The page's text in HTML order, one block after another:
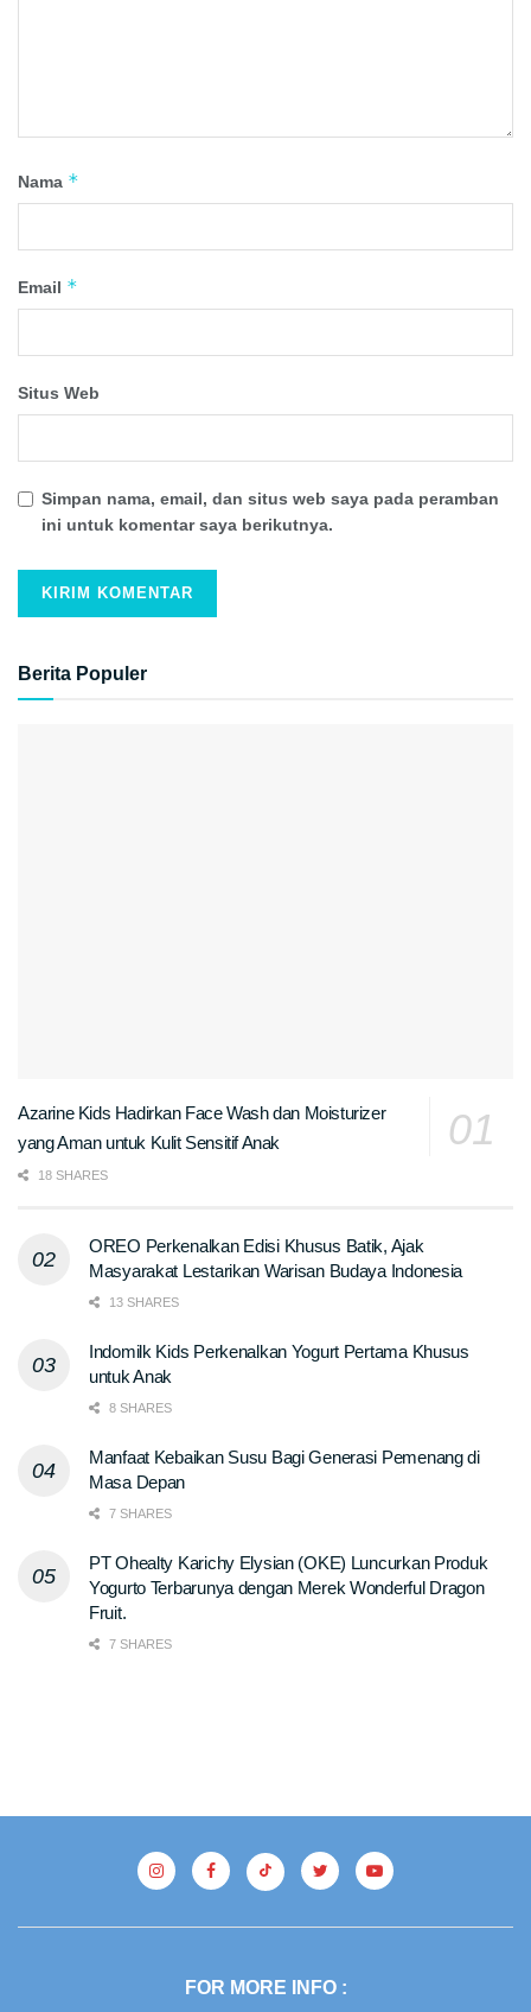
Nama *
Email *
Situs Web
Simpan nama, email, dan situs web saya pada peramban
ini untuk komentar saya berikutnya.
Berita Populer
Azarine Kids Hadirkan Face Wash dan Moisturizer
yang Aman untuk Kulit Sensitif Anak
18 SHARES
OREO Perkenalkan Edisi Khusus Batik, Ajak
Masyarakat Lestarikan Warisan Budaya Indonesia
13 SHARES
Indomilk Kids Perkenalkan Yogurt Pertama Khusus
untuk Anak
8 SHARES
Manfaat Kebaikan Susu Bagi Generasi Pemenang di
Masa Depan
7 SHARES
PT Ohealty Karichy Elysian (OKE) Luncurkan Produk
Yogurto Terbarunya dengan Merek Wonderful Dragon
Fruit.
7 SHARES
FOR MORE INFO :